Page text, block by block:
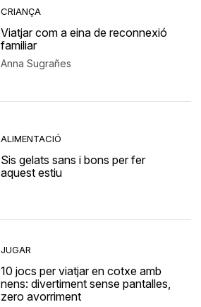
CRIANÇA
Viatjar com a eina de reconnexió
familiar
Anna Sugrañes
ALIMENTACIÓ
Sis gelats sans i bons per fer
aquest estiu
JUGAR
10 jocs per viatjar en cotxe amb
nens: divertiment sense pantalles,
zero avorriment